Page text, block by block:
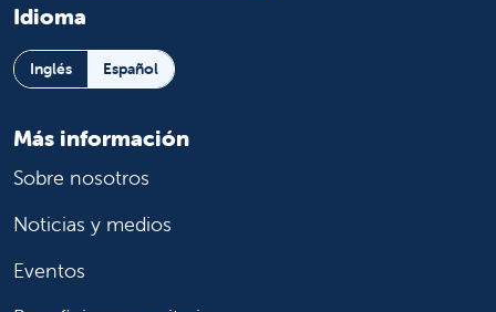
Idioma
Inglés Español
Más información
Sobre nosotros
Noticias y medios
Eventos